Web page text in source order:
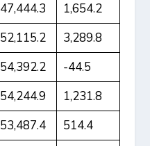
47,444.3
1,654.2
52,115.2
3,289.8
54,392.2
-44.5
54,244.9
1,231.8
53,487.4
514.4